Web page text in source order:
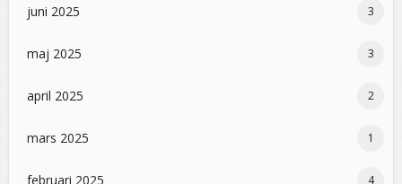
juni 2025 3
maj 2025 3
april 2025 2
mars 2025 1
februari 2025 4